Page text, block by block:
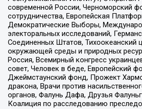
современной России, Черноморский
сотрудничества, Европейская
Демократические Выборы,
электоральных исследований,
Соединенных Штатов, Тихоокеанский
окружающей среды и природных
Россия, Всемирный конгресс
совет, Человек в беде, Европейский
Джеймстаунский фонд, Прожект
дракона, Врачи против
органов, Фалунь Дафа, Друзья
Коалиция по расследованию